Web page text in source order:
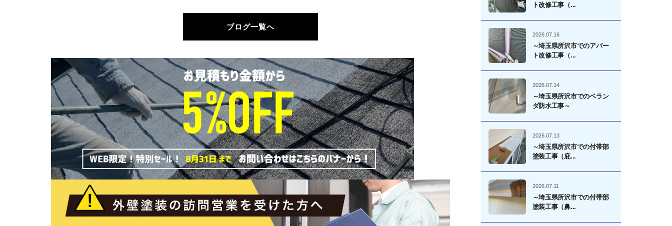
ブログ一覧へ
ト改修工事（...
2026.07.16
～埼玉県所沢市でのアパー
ト改修工事（...
2026.07.14
～埼玉県所沢市でのベラン
ダ防水工事～
2026.07.13
～埼玉県所沢市での付帯部
塗装工事（庇...
2026.07.11
～埼玉県所沢市での付帯部
塗装工事（鼻...